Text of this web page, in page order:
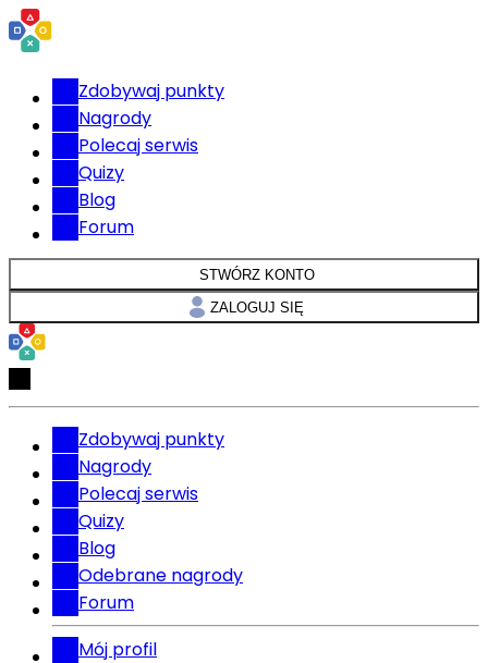
Zdobywaj punkty
Nagrody
Polecaj serwis
Quizy
Blog
Forum
STWÓRZ KONTO
ZALOGUJ SIĘ
Zdobywaj punkty
Nagrody
Polecaj serwis
Quizy
Blog
Odebrane nagrody
Forum
Mój profil